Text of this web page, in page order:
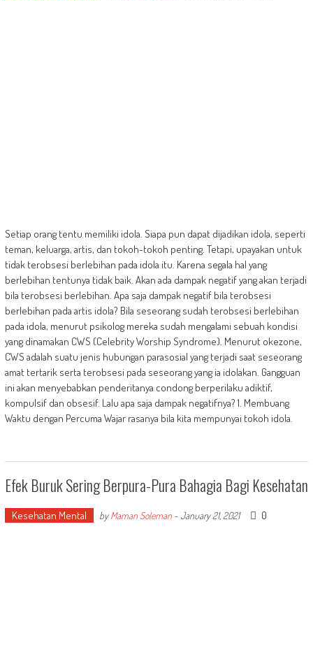
Setiap orang tentu memiliki idola. Siapa pun dapat dijadikan idola, seperti
teman, keluarga, artis, dan tokoh-tokoh penting. Tetapi, upayakan untuk
tidak terobsesi berlebihan pada idola itu. Karena segala hal yang
berlebihan tentunya tidak baik. Akan ada dampak negatif yang akan terjadi
bila terobsesi berlebihan. Apa saja dampak negatif bila terobsesi
berlebihan pada artis idola? Bila seseorang sudah terobsesi berlebihan
pada idola, menurut psikolog mereka sudah mengalami sebuah kondisi
yang dinamakan CWS (Celebrity Worship Syndrome). Menurut okezone,
CWS adalah suatu jenis hubungan parasosial yang terjadi saat seseorang
amat tertarik serta terobsesi pada seseorang yang ia idolakan. Gangguan
ini akan menyebabkan penderitanya condong berperilaku adiktif,
kompulsif dan obsesif. Lalu apa saja dampak negatifnya? 1. Membuang
Waktu dengan Percuma Wajar rasanya bila kita mempunyai tokoh idola.
Efek Buruk Sering Berpura-Pura Bahagia Bagi Kesehatan
Kesehatan Mental byMaman Soleman-January 21, 2021 0